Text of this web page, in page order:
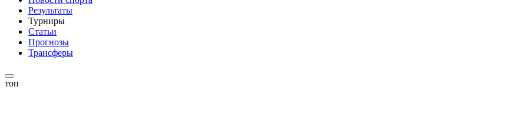
Результаты
Турниры
Статьи
Прогнозы
Трансферы
топ